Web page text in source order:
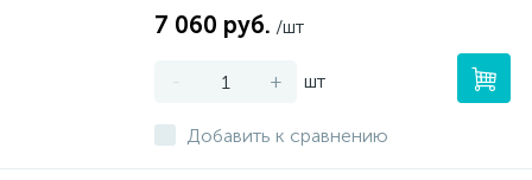
7 060 руб. /шт
- + шт
Добавить к сравнению